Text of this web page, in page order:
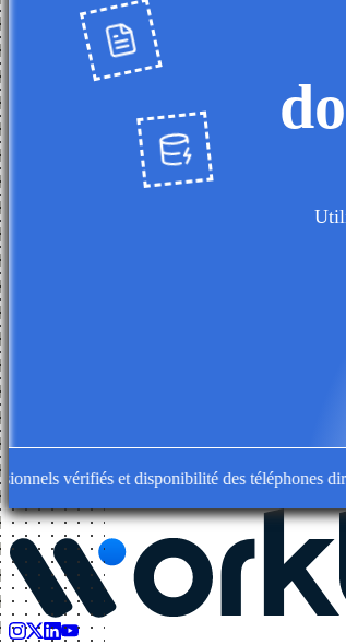
vérifiés et disponibilité des téléphones directs